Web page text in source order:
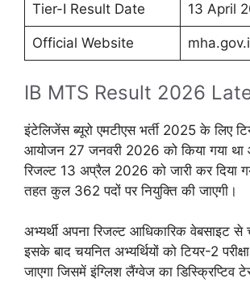
Tier-I Result Date 13 April
Official Website
IB MTS Result 2026
इंटेलिजेंस ब्यूरो एमटीएस भर्ती 2025 के लिए
आयोजन 27 जनवरी 2026 को किया गया
रिजल्ट 13 अप्रैल 2026 को जारी कर दिया
तहत कुल 362 पदों पर नियुक्ति की जाएगी।
अभ्यर्थी अपना रिजल्ट आधिकारिक
इसके बाद चयनित अभ्यर्थियों को टियर-2
जाएगा जिसमें इंग्लिश लैंग्वेज का डिस्क्रिप्टिव